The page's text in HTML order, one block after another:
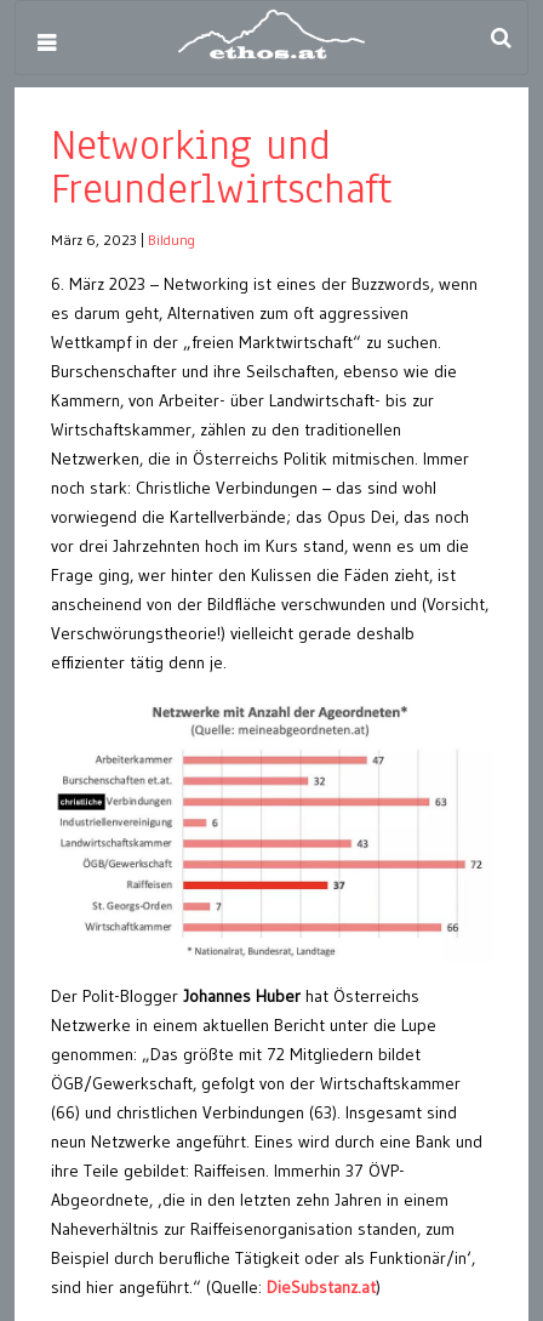
Networking und
Freunderlwirtschaft
März 6, 2023 Bildung
6. März 2023 – Networking ist eines der Buzzwords, wenn
es darum geht, Alternativen zum oft aggressiven
Wettkampf in der „freien Marktwirtschaft“ zu suchen.
Burschenschafter und ihre Seilschaften, ebenso wie die
Kammern, von Arbeiter- über Landwirtschaft- bis zur
Wirtschaftskammer, zählen zu den traditionellen
Netzwerken, die in Österreichs Politik mitmischen. Immer
noch stark: Christliche Verbindungen – das sind wohl
vorwiegend die Kartellverbände; das Opus Dei, das noch
vor drei Jahrzehnten hoch im Kurs stand, wenn es um die
Frage ging, wer hinter den Kulissen die Fäden zieht, ist
anscheinend von der Bildfläche verschwunden und (Vorsicht,
Verschwörungstheorie!) vielleicht gerade deshalb
effizienter tätig denn je.
Der Polit-Blogger Johannes Huber hat Österreichs
Netzwerke in einem aktuellen Bericht unter die Lupe
genommen: „Das größte mit 72 Mitgliedern bildet
ÖGB/Gewerkschaft, gefolgt von der Wirtschaftskammer
(66) und christlichen Verbindungen (63). Insgesamt sind
neun Netzwerke angeführt. Eines wird durch eine Bank und
ihre Teile gebildet: Raiffeisen. Immerhin 37 ÖVP-
Abgeordnete, ‚die in den letzten zehn Jahren in einem
Naheverhältnis zur Raiffeisenorganisation standen, zum
Beispiel durch berufliche Tätigkeit oder als Funktionär/in‘,
sind hier angeführt.“ (Quelle: DieSubstanz.at)